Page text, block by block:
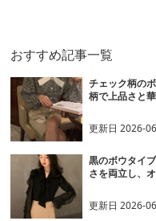
おすすめ記事一覧
チェック柄の
柄で上品さと
更新日2026-
黒のボウタイ
さを両立し、
更新日2026-